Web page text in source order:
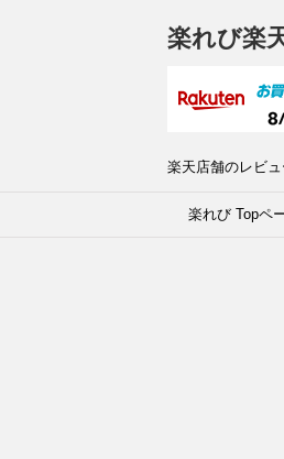
楽れび楽
楽天店舗のレビ
楽れび Topペ